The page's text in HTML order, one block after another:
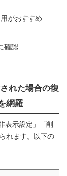
がおすすめ
確認
れた場合の復
網羅
表示設定」「削
れます。以下の